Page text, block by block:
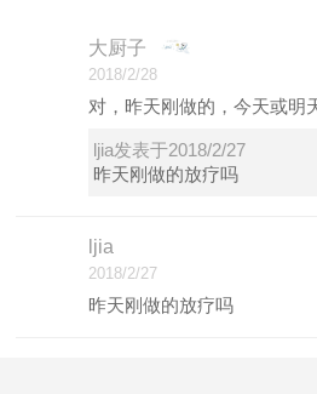
大厨子
2018/2/28
对，昨天刚做的，今天或明
ljia发表于2018/2/27
昨天刚做的放疗吗
ljia
2018/2/27
昨天刚做的放疗吗